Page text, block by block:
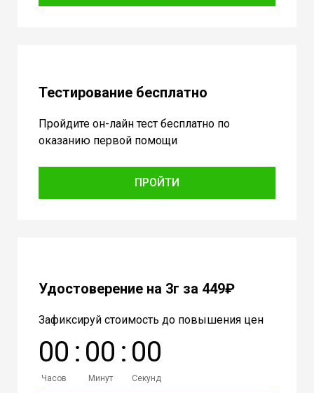
Тестирование бесплатно
Пройдите он-лайн тест бесплатно по
оказанию первой помощи
ПРОЙТИ
Удостоверение на 3г за 449₽
Зафиксируй стоимость до повышения цен
00
Часов
: 00
Минут
: 00
Секунд